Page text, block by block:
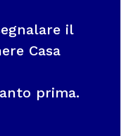
il
Casa
prima.